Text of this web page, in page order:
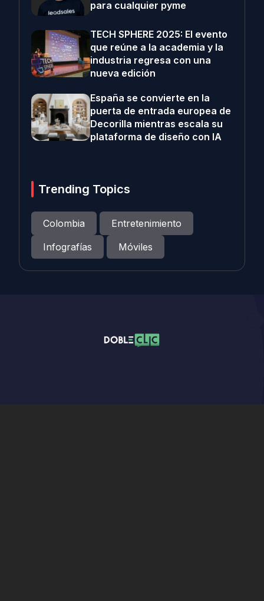
para cualquier pyme
TECH SPHERE 2025: El evento
que reúne a la academia y la
industria regresa con una
nueva edición
España se convierte en la
puerta de entrada europea de
Decorilla mientras escala su
plataforma de diseño con IA
Trending Topics
Colombia
Entretenimiento
Infografías
Móviles